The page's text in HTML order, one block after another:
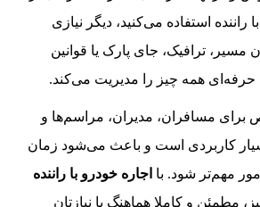
راننده استفاده می‌کنید، دیگر نیازی
مسیر، ترافیک، جای پارک یا قوانین
حرفه‌ای همه چیز را مدیریت می‌کند.
مسافران، مدیران، مراسم‌ها و
کاربردی است و باعث می‌شود زمان
مهم‌تر شود. با اجاره خودرو با راننده
مطمئن و کاملا هماهنگ با نیازتان